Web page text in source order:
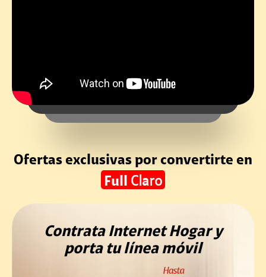
Ofertas exclusivas por convertirte en
Full Claro
Contrata Internet Hogar y
porta tu línea móvil